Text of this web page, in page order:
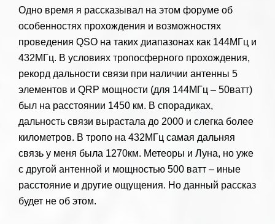
Одно время я рассказывал на этом форуме об
особенностях прохождения и возможностях
проведения QSO на таких диапазонах как 144МГц и
432МГц. В условиях тропосферного прохождения,
рекорд дальности связи при наличии антенны 5
элементов и QRP мощности (для 144МГц – 50ватт)
был на расстоянии 1450 км. В спорадиках,
дальность связи вырастала до 2000 и слегка более
километров. В тропо на 432МГц самая дальняя
связь у меня была 1270км. Метеоры и Луна, но уже
с другой антенной и мощностью 500 ватт – иные
расстояние и другие ощущения. Но данный рассказ
будет не об этом.